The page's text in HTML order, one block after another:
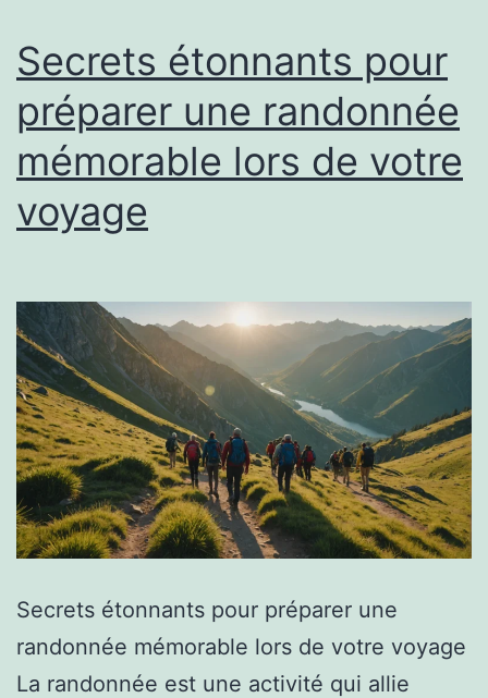
Secrets étonnants pour
préparer une randonnée
mémorable lors de votre
voyage
Secrets étonnants pour préparer une
randonnée mémorable lors de votre voyage
La randonnée est une activité qui allie